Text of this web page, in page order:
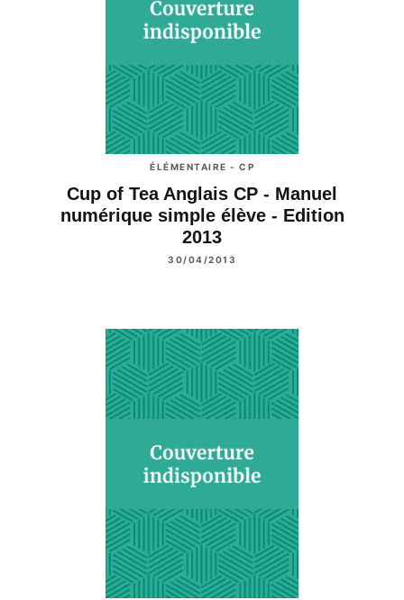
ÉLÉMENTAIRE - CP
Cup of Tea Anglais CP - Manuel
numérique simple élève - Edition
2013
30/04/2013